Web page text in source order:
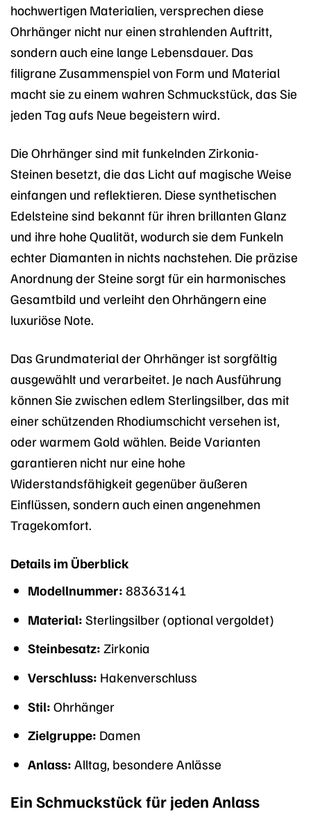
hochwertigen Materialien, versprechen diese
Ohrhänger nicht nur einen strahlenden Auftritt,
sondern auch eine lange Lebensdauer. Das
filigrane Zusammenspiel von Form und Material
macht sie zu einem wahren Schmuckstück, das Sie
jeden Tag aufs Neue begeistern wird.
Die Ohrhänger sind mit funkelnden Zirkonia-
Steinen besetzt, die das Licht auf magische Weise
einfangen und reflektieren. Diese synthetischen
Edelsteine sind bekannt für ihren brillanten Glanz
und ihre hohe Qualität, wodurch sie dem Funkeln
echter Diamanten in nichts nachstehen. Die präzise
Anordnung der Steine sorgt für ein harmonisches
Gesamtbild und verleiht den Ohrhängern eine
luxuriöse Note.
Das Grundmaterial der Ohrhänger ist sorgfältig
ausgewählt und verarbeitet. Je nach Ausführung
können Sie zwischen edlem Sterlingsilber, das mit
einer schützenden Rhodiumschicht versehen ist,
oder warmem Gold wählen. Beide Varianten
garantieren nicht nur eine hohe
Widerstandsfähigkeit gegenüber äußeren
Einflüssen, sondern auch einen angenehmen
Tragekomfort.
Details im Überblick
Modellnummer: 88363141
Material: Sterlingsilber (optional vergoldet)
Steinbesatz: Zirkonia
Verschluss: Hakenverschluss
Stil: Ohrhänger
Zielgruppe: Damen
Anlass: Alltag, besondere Anlässe
Ein Schmuckstück für jeden Anlass